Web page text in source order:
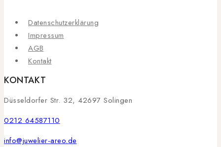
Datenschutzerklärung
Impressum
AGB
Kontakt
KONTAKT
Düsseldorfer Str. 32, 42697 Solingen
0212 64587110
info@juwelier-areo.de